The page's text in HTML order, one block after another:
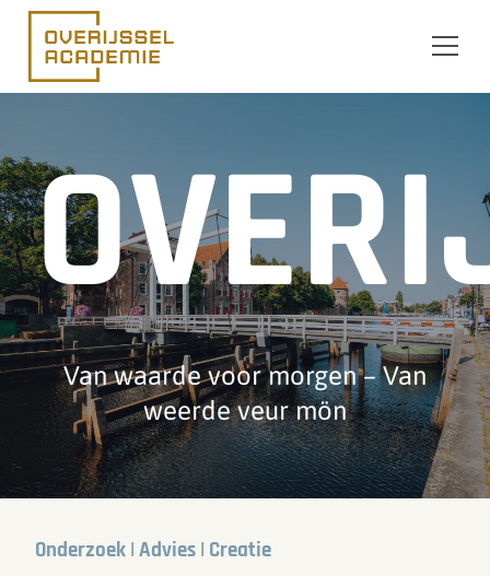
Ga naar de inhoud
Van waarde voor morgen – Van
weerde veur mön
Onderzoek | Advies | Creatie